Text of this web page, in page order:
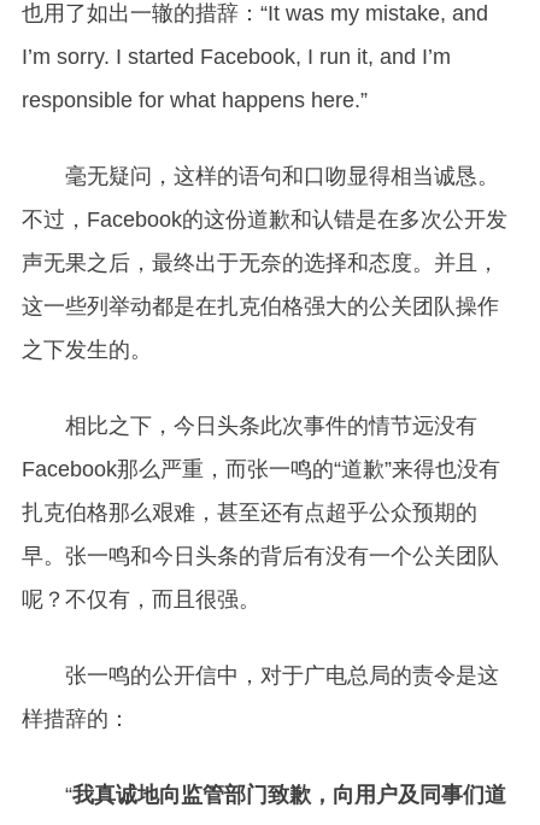
也用了如出一辙的措辞：“It was my mistake, and
I’m sorry. I started Facebook, I run it, and I’m
responsible for what happens here.”
毫无疑问，这样的语句和口吻显得相当诚恳。
不过，Facebook的这份道歉和认错是在多次公开发
声无果之后，最终出于无奈的选择和态度。并且，
这一些列举动都是在扎克伯格强大的公关团队操作
之下发生的。
相比之下，今日头条此次事件的情节远没有
Facebook那么严重，而张一鸣的“道歉”来得也没有
扎克伯格那么艰难，甚至还有点超乎公众预期的
早。张一鸣和今日头条的背后有没有一个公关团队
呢？不仅有，而且很强。
张一鸣的公开信中，对于广电总局的责令是这
样措辞的：
“我真诚地向监管部门致歉，向用户及同事们道